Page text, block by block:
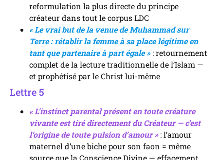
reformulation la plus directe du principe
créateur dans tout le corpus LDC
« Le vrai but de la venue de Muhammad sur
Terre : rétablir la femme à sa place légitime en
tant que partenaire à part égale »: retournement
complet de la lecture traditionnelle de l’Islam —
et prophétisé par le Christ lui-même
Lettre 5
« L’instinct parental présent en toute créature
vivante est tiré directement du Créateur — c’est
l’origine de toute pulsion d’amour »: l’amour
maternel d’une biche pour son faon = même
source que la Conscience Divine — effacement